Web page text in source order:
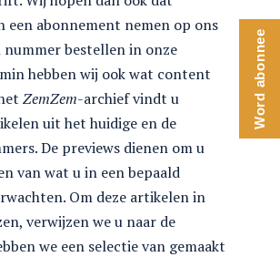
een abonnement nemen op ons
bestellen in onze
hebben wij ook wat content
ZemZem-archief vindt u
uit het huidige en de
De previews dienen om u
van wat u in een bepaald
Om deze artikelen in
verwijzen we u naar de
we een selectie van gemaakt
Word abonnee